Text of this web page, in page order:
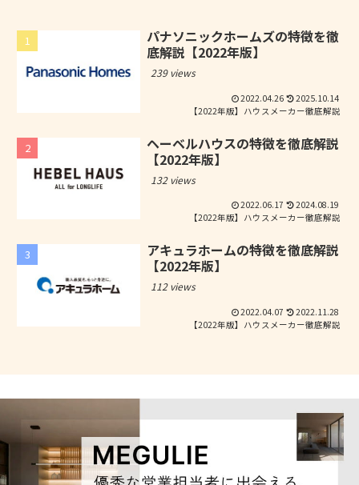
パナソニックホームズの特徴を徹
底解説【2022年版】
239 views
2022.04.26
2025.10.14
【2022年版】ハウスメーカー徹底解説
ヘーベルハウスの特徴を徹底解説
【2022年版】
132 views
2022.06.17
2024.08.19
【2022年版】ハウスメーカー徹底解説
アキュラホームの特徴を徹底解説
【2022年版】
112 views
2022.04.07
2022.11.28
【2022年版】ハウスメーカー徹底解説